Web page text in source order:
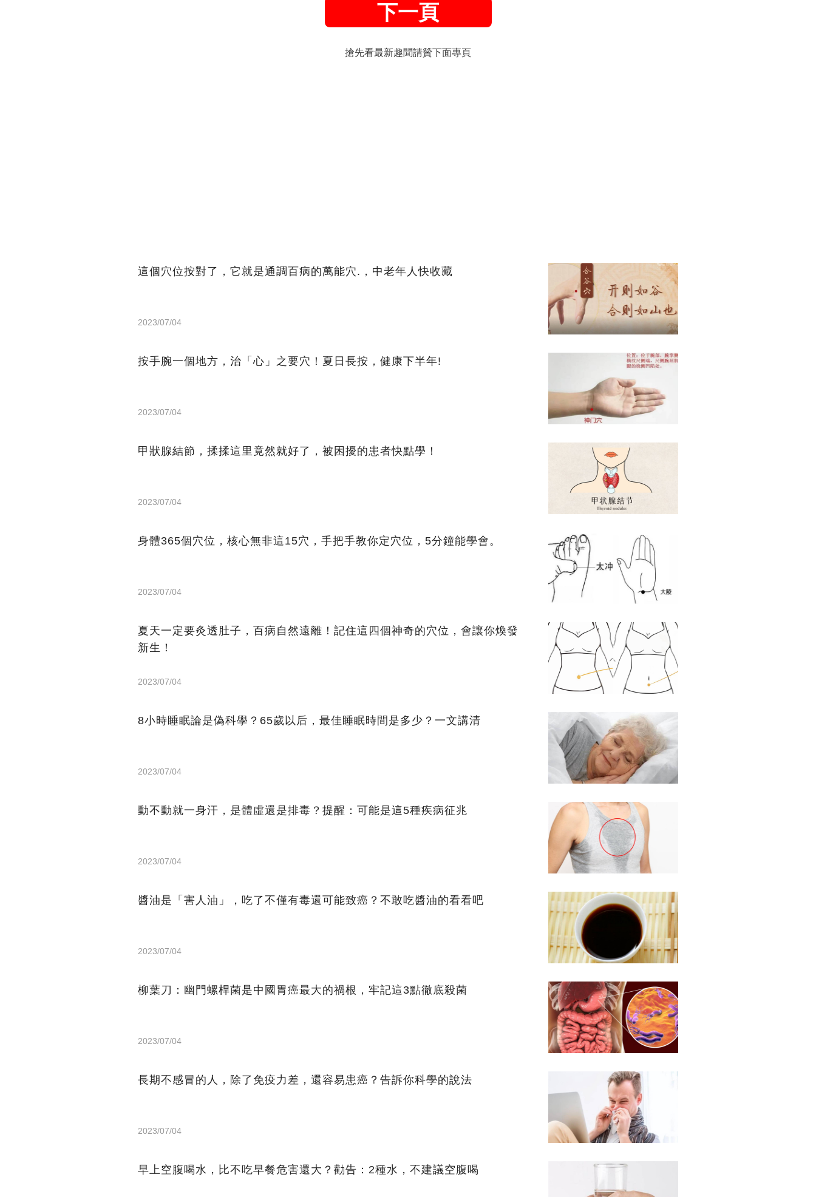
下一頁
搶先看最新趣聞請贊下面專頁
這個穴位按對了，它就是通調百病的萬能穴.，中老年人快收藏
2023/07/04
按手腕一個地方，治「心」之要穴！夏日長按，健康下半年!
2023/07/04
甲狀腺結節，揉揉這里竟然就好了，被困擾的患者快點學！
2023/07/04
身體365個穴位，核心無非這15穴，手把手教你定穴位，5分鐘能學會。
2023/07/04
夏天一定要灸透肚子，百病自然遠離！記住這四個神奇的穴位，會讓你煥發
新生！
2023/07/04
8小時睡眠論是偽科學？65歲以后，最佳睡眠時間是多少？一文講清
2023/07/04
動不動就一身汗，是體虛還是排毒？提醒：可能是這5種疾病征兆
2023/07/04
醬油是「害人油」，吃了不僅有毒還可能致癌？不敢吃醬油的看看吧
2023/07/04
柳葉刀：幽門螺桿菌是中國胃癌最大的禍根，牢記這3點徹底殺菌
2023/07/04
長期不感冒的人，除了免疫力差，還容易患癌？告訴你科學的說法
2023/07/04
早上空腹喝水，比不吃早餐危害還大？勸告：2種水，不建議空腹喝